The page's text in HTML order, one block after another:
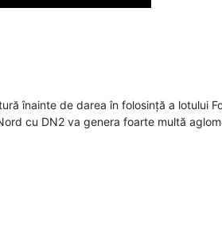
înainte de darea în folosință a lotului
cu DN2 va genera foarte multă